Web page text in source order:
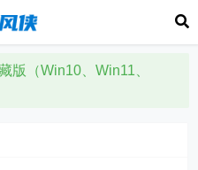
版（Win10、Win11、